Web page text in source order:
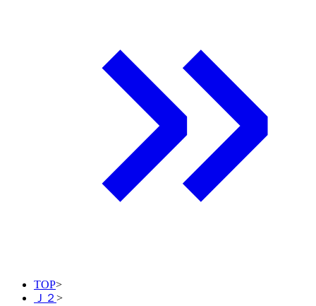
TOP>
Ｊ２ >